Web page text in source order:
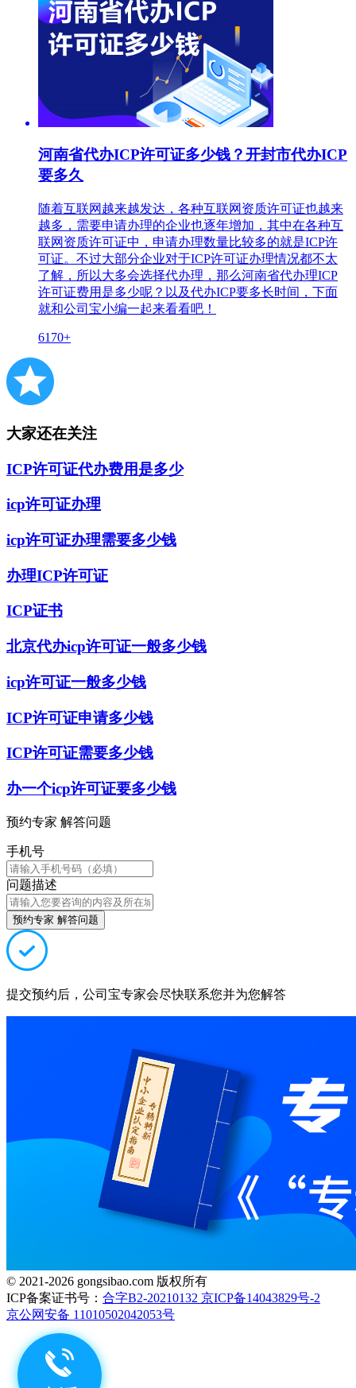
河南省代办ICP许可证多少钱？开封市代办ICP
要多久
随着互联网越来越发达，各种互联网资质许可证也越来
越多，需要申请办理的企业也逐年增加，其中在各种互
联网资质许可证中，申请办理数量比较多的就是ICP许
可证。不过大部分企业对于ICP许可证办理情况都不太
了解，所以大多会选择代办理，那么河南省代办理ICP
许可证费用是多少呢？以及代办ICP要多长时间，下面
就和公司宝小编一起来看看吧！
6170+
大家还在关注
ICP许可证代办费用是多少
icp许可证办理
icp许可证办理需要多少钱
办理ICP许可证
ICP证书
北京代办icp许可证一般多少钱
icp许可证一般多少钱
ICP许可证申请多少钱
ICP许可证需要多少钱
办一个icp许可证要多少钱
预约专家 解答问题
手机号
问题描述
预约专家 解答问题
提交预约后，公司宝专家会尽快联系您并为您解答
© 2021-2026 gongsibao.com 版权所有
ICP备案证书号： 合字B2-20210132 京ICP备14043829号-2
京公网安备 11010502042053号